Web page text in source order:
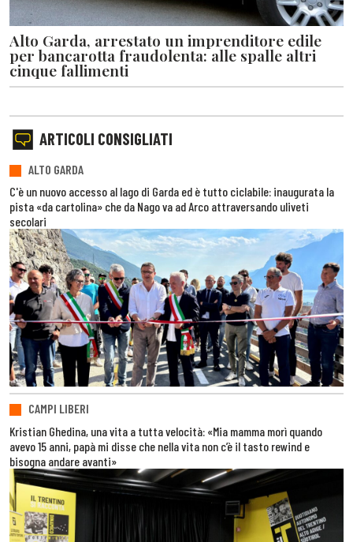
Alto Garda, arrestato un imprenditore edile
per bancarotta fraudolenta: alle spalle altri
cinque fallimenti
ARTICOLI CONSIGLIATI
ALTO GARDA
C'è un nuovo accesso al lago di Garda ed è tutto ciclabile: inaugurata la
pista «da cartolina» che da Nago va ad Arco attraversando uliveti
secolari
CAMPI LIBERI
Kristian Ghedina, una vita a tutta velocità: «Mia mamma morì quando
avevo 15 anni, papà mi disse che nella vita non c’è il tasto rewind e
bisogna andare avanti»